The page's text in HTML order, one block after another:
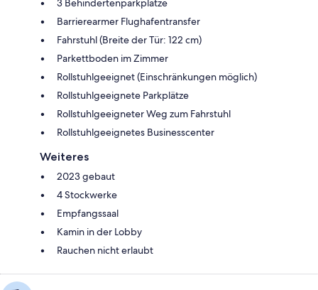
3 Behindertenparkplätze
Barrierearmer Flughafentransfer
Fahrstuhl (Breite der Tür: 122 cm)
Parkettboden im Zimmer
Rollstuhlgeeignet (Einschränkungen möglich)
Rollstuhlgeeignete Parkplätze
Rollstuhlgeeigneter Weg zum Fahrstuhl
Rollstuhlgeeignetes Businesscenter
Weiteres
2023 gebaut
4 Stockwerke
Empfangssaal
Kamin in der Lobby
Rauchen nicht erlaubt